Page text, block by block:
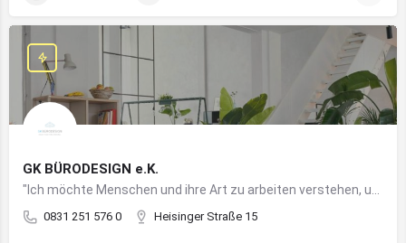
GK BÜRODESIGN e.K.
0831 251 576 0 Heisinger Straße 15